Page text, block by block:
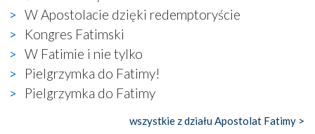
Zatem nawet w bezpośrednim otoczeniu sanktuarium
naocznie przekonaliśmy się, że wewnątrz Kościoła toczy
się ogromna walka o kształt katolicyzmu i o serca
wierzących. Do czego to zmaganie może prowadzić,
widzieliśmy w urokliwym, niewielkim mieście Obidos,
gdzie w miejscu dawnego kościoła działa dzisiaj…
księgarnia.
Nasze pielgrzymkowe wyprawy, których celem były
W Apostolacie dzięki redemptoryście
Kongres Fatimski
W Fatimie i nie tylko
Pielgrzymka do Fatimy!
Pielgrzymka do Fatimy
wszystkie z działu Apostolat Fatimy >